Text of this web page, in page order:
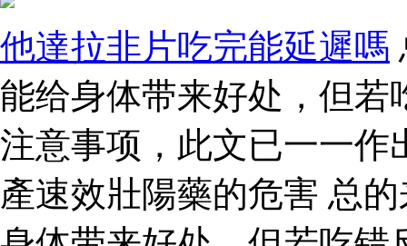
他達拉非片吃完能延遲嗎
能给身体带来好处，但若
注意事项，此文已一一作
產速效壯陽藥的危害 总